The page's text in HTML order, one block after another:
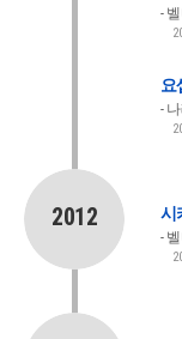
요
2012 시